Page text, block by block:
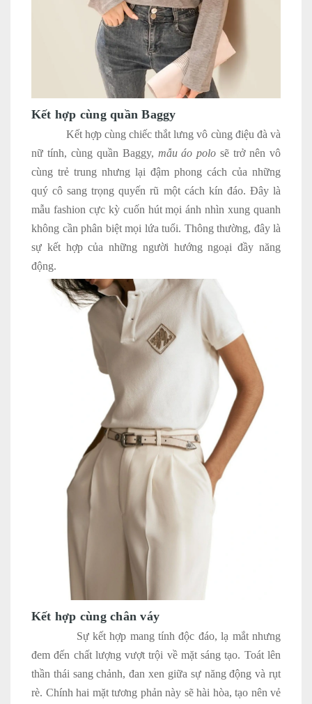
Kết hợp cùng quần Baggy
Kết hợp cùng chiếc thắt lưng vô cùng điệu đà và
nữ tính, cùng quần Baggy, mẫu áo polo sẽ trở nên vô
cùng trẻ trung nhưng lại đậm phong cách của những
quý cô sang trọng quyến rũ một cách kín đáo. Đây là
mẫu fashion cực kỳ cuốn hút mọi ánh nhìn xung quanh
không cần phân biệt mọi lứa tuổi. Thông thường, đây là
sự kết hợp của những người hướng ngoại đầy năng
động.
Kết hợp cùng chân váy
Sự kết hợp mang tính độc đáo, lạ mắt nhưng
đem đến chất lượng vượt trội về mặt sáng tạo. Toát lên
thần thái sang chảnh, đan xen giữa sự năng động và rụt
rè. Chính hai mặt tương phản này sẽ hài hòa, tạo nên vẻ